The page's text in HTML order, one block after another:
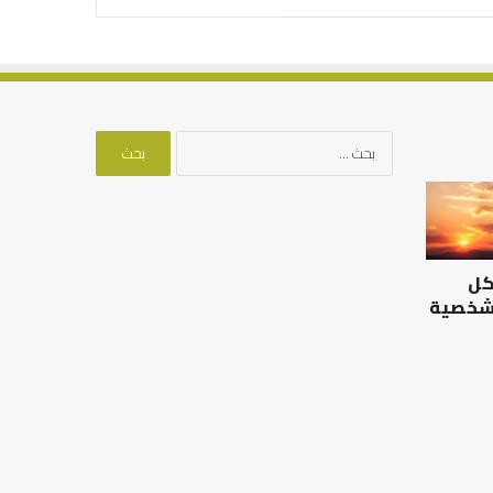
الرصيد
التربوي
والطفولة
المبكرة
..
كيف
شخصية
البحث